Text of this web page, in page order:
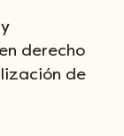
derecho
de